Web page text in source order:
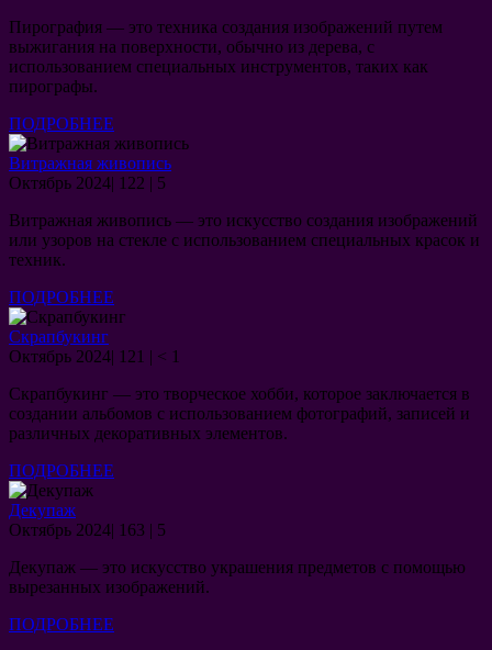
Пирография — это техника создания изображений путем
выжигания на поверхности, обычно из дерева, с
использованием специальных инструментов, таких как
пирографы.
ПОДРОБНЕЕ
Витражная живопись
Октябрь 202407.10.2024
| 122 | 5
Витражная живопись — это искусство создания изображений
или узоров на стекле с использованием специальных красок и
техник.
ПОДРОБНЕЕ
Скрапбукинг
Октябрь 202407.10.2024
| 121 | < 1
Скрапбукинг — это творческое хобби, которое заключается в
создании альбомов с использованием фотографий, записей и
различных декоративных элементов.
ПОДРОБНЕЕ
Декупаж
Октябрь 202404.10.2024
| 163 | 5
Декупаж — это искусство украшения предметов с помощью
вырезанных изображений.
ПОДРОБНЕЕ